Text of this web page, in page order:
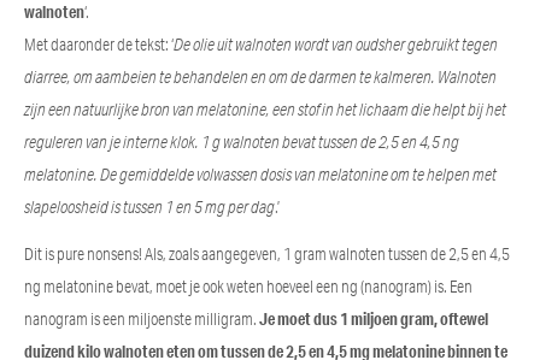
walnoten‘.
Met daaronder de tekst: ‘De olie uit walnoten wordt van oudsher gebruikt tegen
diarree, om aambeien te behandelen en om de darmen te kalmeren. Walnoten
zijn een natuurlijke bron van melatonine, een stof in het lichaam die helpt bij het
reguleren van je interne klok. 1 g walnoten bevat tussen de 2,5 en 4,5 ng
melatonine. De gemiddelde volwassen dosis van melatonine om te helpen met
slapeloosheid is tussen 1 en 5 mg per dag.’
Dit is pure nonsens! Als, zoals aangegeven, 1 gram walnoten tussen de 2,5 en 4,5
ng melatonine bevat, moet je ook weten hoeveel een ng (nanogram) is. Een
nanogram is een miljoenste milligram.Je moet dus 1 miljoen gram, oftewel
duizend kilo walnoten eten om tussen de 2,5 en 4,5 mg melatonine binnen te